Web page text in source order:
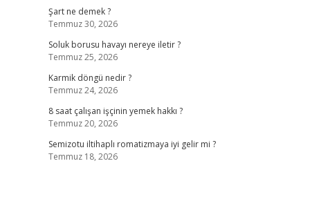
Şart ne demek ?
Temmuz 30, 2026
Soluk borusu havayı nereye iletir ?
Temmuz 25, 2026
Karmik döngü nedir ?
Temmuz 24, 2026
8 saat çalışan işçinin yemek hakkı ?
Temmuz 20, 2026
Semizotu iltihaplı romatizmaya iyi gelir mi ?
Temmuz 18, 2026